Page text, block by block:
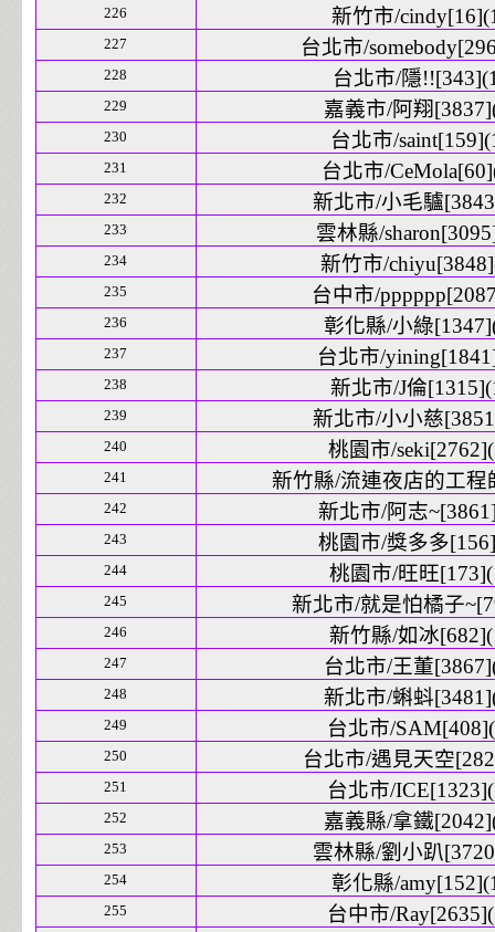
226 新竹市/
227 台北市/
228 台北市/隱
229 嘉義市/阿翔
230 台北市/
231 台北市/
232 新北市/小毛驢
233 雲林縣/
234 新竹市/
235 台中市/
236 彰化縣/小綠
237 台北市/
238 新北市/J倫
239 新北市/小小慈
240 桃園市/
241 新竹縣/流連夜店的工程
242 新北市/阿志
243 桃園市/獎多多
244 桃園市/旺旺
245 新北市/就是怕橘子
246 新竹縣/如冰
247 台北市/王董
248 新北市/蝌蚪
249 台北市/
250 台北市/遇見天空
251 台北市/
252 嘉義縣/拿鐵
253 雲林縣/劉小趴
254 彰化縣/
255 台中市/